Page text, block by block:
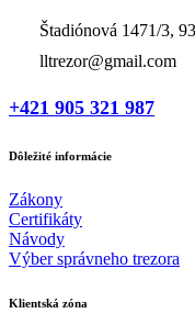
Štadiónová 1471/3,
lltrezor@gmail.com
+421 905 321 987
Dôležité informácie
Zákony
Certifikáty
Návody
Výber správneho trezora
Klientská zóna